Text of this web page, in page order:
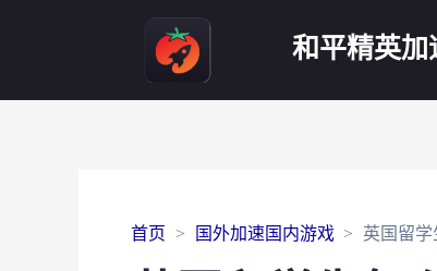
和平精英加
首页 国外加速国内游戏 英国留